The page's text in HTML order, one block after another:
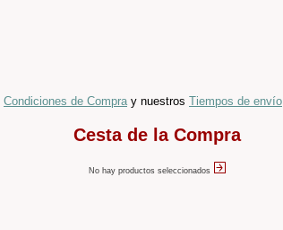
Condiciones de Compra y nuestros Tiempos de envío
Cesta de la Compra
No hay productos seleccionados